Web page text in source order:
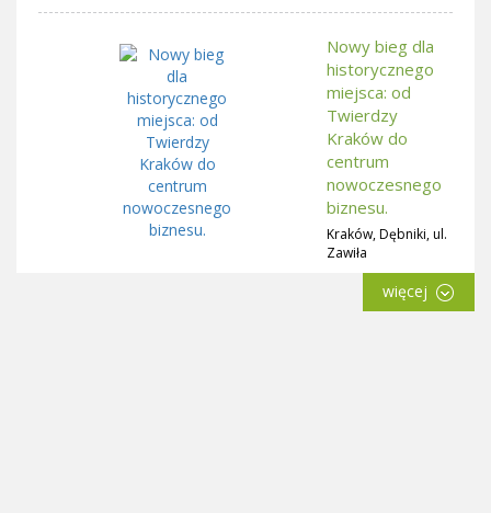
Nowy bieg dla
historycznego
miejsca: od
Twierdzy
Kraków do
centrum
nowoczesnego
biznesu.
Kraków, Dębniki, ul.
Zawiła
więcej